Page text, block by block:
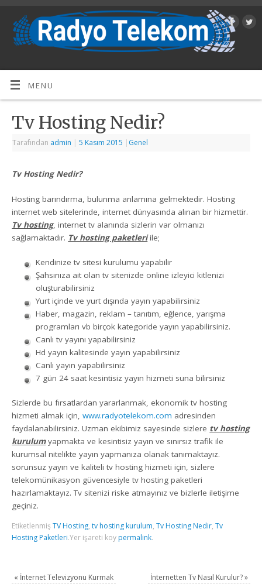
MENU
Tv Hosting Nedir?
Tarafından admin | 5 Kasım 2015 | Genel
Tv Hosting Nedir?
Hosting barındırma, bulunma anlamına gelmektedir. Hosting
internet web sitelerinde, internet dünyasında alınan bir hizmettir.
Tv hosting, internet tv alanında sizlerin var olmanızı
sağlamaktadır. Tv hosting paketleriile;
Kendinize tv sitesi kurulumu yapabilir
Şahsınıza ait olan tv sitenizde online izleyici kitlenizi
oluşturabilirsiniz
Yurt içinde ve yurt dışında yayın yapabilirsiniz
Haber, magazin, reklam – tanıtım, eğlence, yarışma
programları vb birçok kategoride yayın yapabilirsiniz.
Canlı tv yayını yapabilirsiniz
Hd yayın kalitesinde yayın yapabilirsiniz
Canlı yayın yapabilirsiniz
7 gün 24 saat kesintisiz yayın hizmeti suna bilirsiniz
Sizlerde bu fırsatlardan yararlanmak, ekonomik tv hosting
hizmeti almak için,www.radyotelekom.com adresinden
faydalanabilirsiniz. Uzman ekibimiz sayesinde sizlere tv hosting
kurulumyapmakta ve kesintisiz yayın ve sınırsız trafik ile
kurumsal nitelikte yayın yapmanıza olanak tanımaktayız.
sorunsuz yayın ve kaliteli tv hosting hizmeti için, sizlere
telekomünikasyon güvencesiyle tv hosting paketleri
hazırlamaktayız. Tv sitenizi riske atmayınız ve bizlerle iletişime
geçiniz.
EtiketlenmişTV Hosting,tv hosting kurulum,Tv Hosting Nedir,Tv
Hosting Paketleri.Yer işareti koy permalink.
« İnternet Televizyonu Kurmak İnternetten Tv Nasıl Kurulur?»